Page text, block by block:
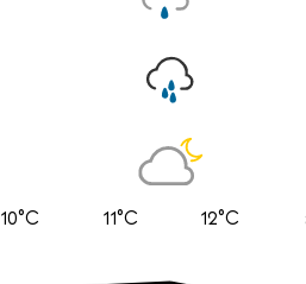
10°C 11°C 12°C